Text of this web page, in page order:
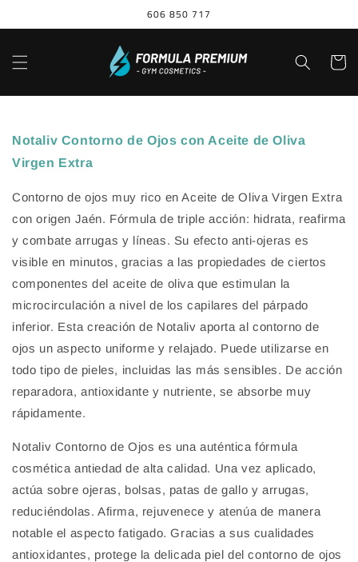
al contenido
606 850 717
Carrito
a la
del producto
Notaliv Contorno de Ojos con Aceite de Oliva
Virgen Extra
Contorno de ojos muy rico en Aceite de Oliva Virgen Extra
con origen Jaén. Fórmula de triple acción: hidrata, reafirma
y combate arrugas y líneas. Su efecto anti-ojeras es
visible en minutos, gracias a las propiedades de ciertos
componentes del aceite de oliva que estimulan la
microcirculación a nivel de los capilares del párpado
inferior. Esta creación de Notaliv aporta al contorno de
ojos un aspecto uniforme y relajado. Puede utilizarse en
todo tipo de pieles, incluidas las más sensibles. De acción
reparadora, antioxidante y nutriente, se absorbe muy
rápidamente.
Notaliv Contorno de Ojos es una auténtica fórmula
cosmética antiedad de alta calidad. Una vez aplicado,
actúa sobre ojeras, bolsas, patas de gallo y arrugas,
reduciéndolas. Afirma, rejuvenece y atenúa de manera
notable el aspecto fatigado. Gracias a sus cualidades
antioxidantes, protege la delicada piel del contorno de ojos